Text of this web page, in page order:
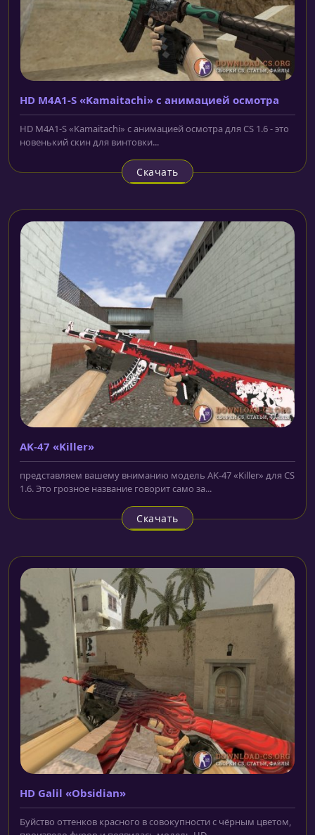
HD M4A1-S «Kamaitachi» с анимацией осмотра
HD M4A1-S «Kamaitachi» с анимацией осмотра для CS 1.6 - это
новенький скин для винтовки...
Скачать
AK-47 «Killer»
представляем вашему вниманию модель AK-47 «Killer» для CS
1.6. Это грозное название говорит само за...
Скачать
HD Galil «Obsidian»
Буйство оттенков красного в совокупности с чёрным цветом,